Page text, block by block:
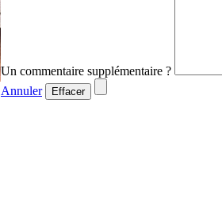
Un commentaire supplémentaire ?
Annuler
Effacer